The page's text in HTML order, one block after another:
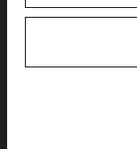
sociales